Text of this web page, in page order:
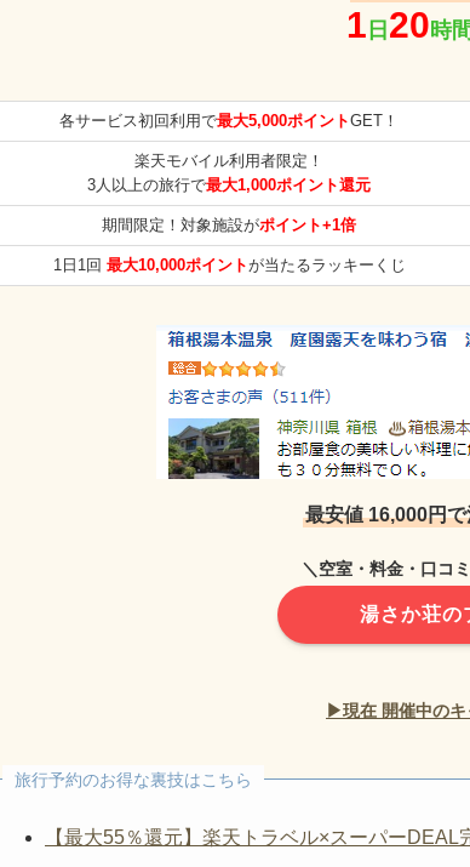
＼キャンペー
各サービス初回利用で最大5,000ポイントGET！
楽天モバイル利用者限定！
最大1,000ポイント還元
ポイント+1倍
が当たるラッキーくじ